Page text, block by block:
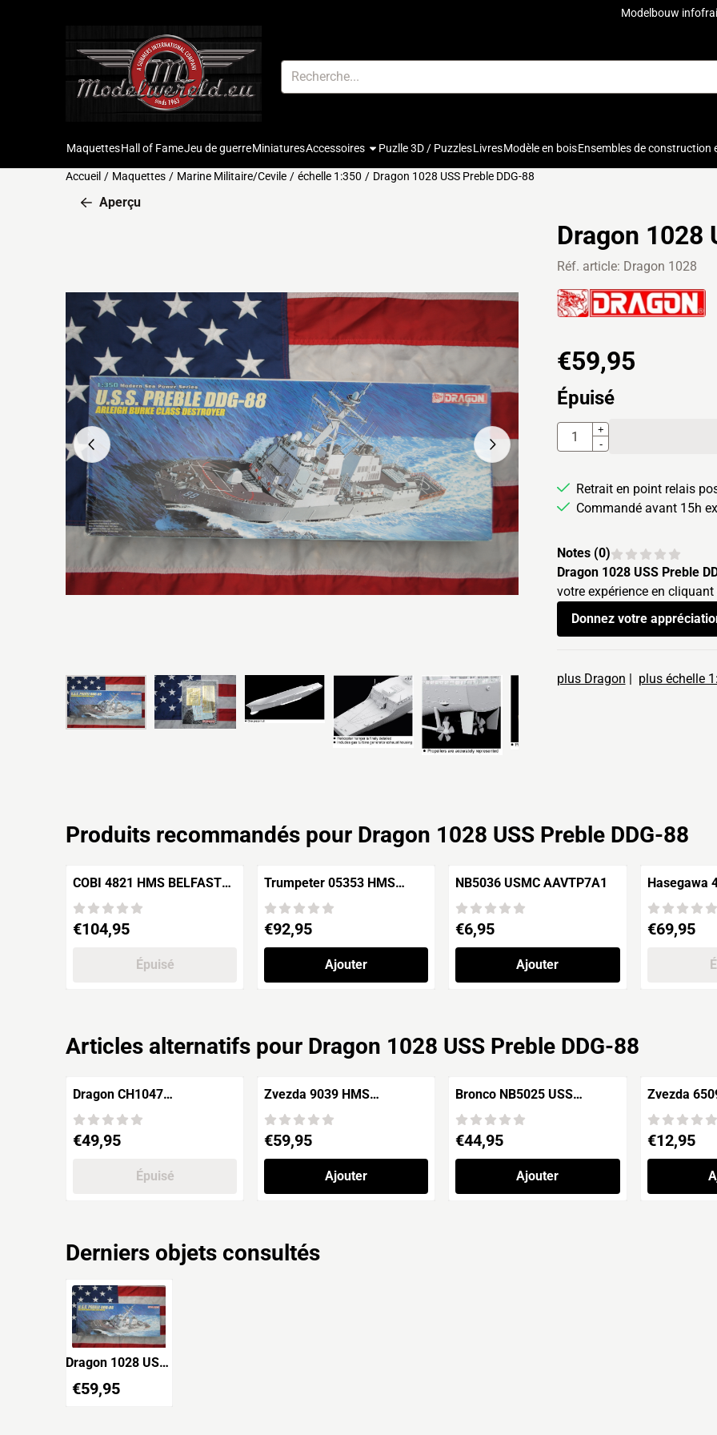
Modelbouw info
Rechercher
Maquettes Hall of Fame Jeu de guerre Miniatures Accessoires Puzlle 3D / Puzzles Livres Modèle en bois Ensembles de construction
Accueil / Maquettes / Marine Militaire/Cevile / échelle 1:350 / Dragon 1028 USS Preble DDG-88
Aperçu
Dragon 1028
Réf. article: Dragon 1028
€59,95
Épuisé
Quantité
+
-
Retrait en point relais
Commandé avant 15h
Notes (0)
Dragon 1028 USS Preble
votre expérience en
Donnez votre
plus Dragon | plus échelle
Produits recommandés pour Dragon 1028 USS Preble DDG-88
COBI 4821 HMS BELFAST
Prix: 104,95
€104,95
Épuisé
Trumpeter 05353 HMS
Prix: 92,95
€92,95
Ajouter
NB5036 USMC AAVTP7A1
Prix: 6,95
€6,95
Ajouter
Hasegawa
Destroyer
Prix: 69,95
€69,95
Articles alternatifs pour Dragon 1028 USS Preble DDG-88
Dragon CH1047
& U.S.S.Chicago SSN-721
Prix: 49,95
€49,95
Épuisé
Zvezda 9039 HMS
Prix: 59,95
€59,95
Ajouter
Bronco NB5025 USS
Prix: 44,95
€44,95
Ajouter
Zvezda
Prix: 12,95
€12,95
Derniers objets consultés
Dragon 1028 USS
€59,95